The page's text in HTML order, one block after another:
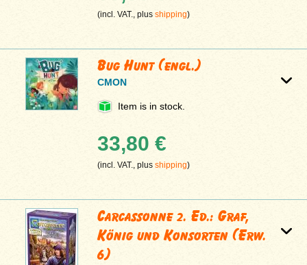
(incl. VAT., plusshipping)
Bug Hunt (engl.)
CMON
Item is in stock.
33,80 €
(incl. VAT., plusshipping)
Carcassonne 2. Ed.: Graf,
König und Konsorten (Erw.
6)